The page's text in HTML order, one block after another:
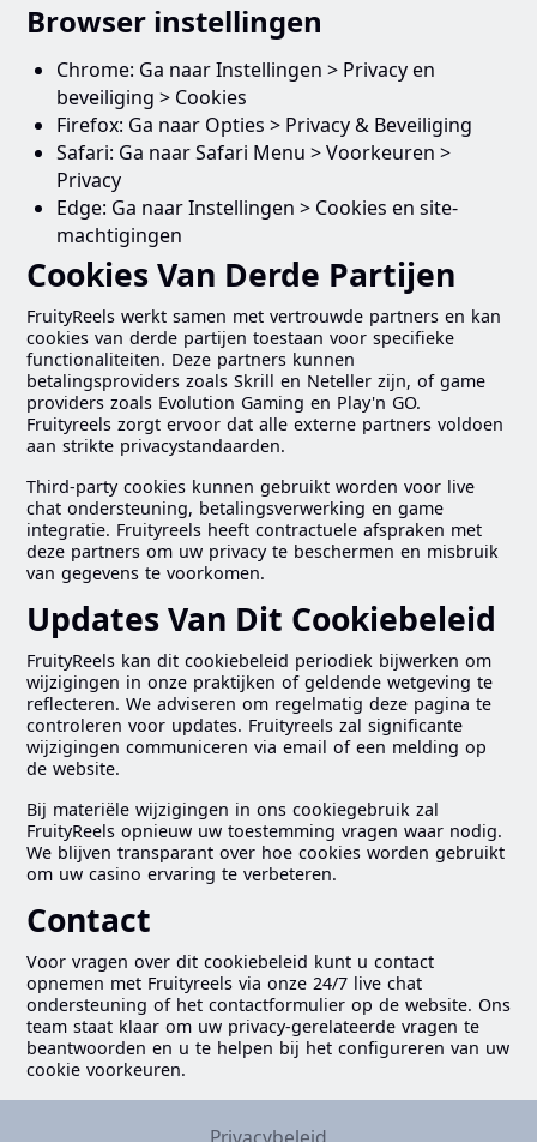
Browser instellingen
Chrome: Ga naar Instellingen > Privacy en
beveiliging > Cookies
Firefox: Ga naar Opties > Privacy & Beveiliging
Safari: Ga naar Safari Menu > Voorkeuren >
Privacy
Edge: Ga naar Instellingen > Cookies en site-
machtigingen
Cookies Van Derde Partijen
FruityReels werkt samen met vertrouwde partners en kan
cookies van derde partijen toestaan voor specifieke
functionaliteiten. Deze partners kunnen
betalingsproviders zoals Skrill en Neteller zijn, of game
providers zoals Evolution Gaming en Play'n GO.
Fruityreels zorgt ervoor dat alle externe partners voldoen
aan strikte privacystandaarden.
Third-party cookies kunnen gebruikt worden voor live
chat ondersteuning, betalingsverwerking en game
integratie. Fruityreels heeft contractuele afspraken met
deze partners om uw privacy te beschermen en misbruik
van gegevens te voorkomen.
Updates Van Dit Cookiebeleid
FruityReels kan dit cookiebeleid periodiek bijwerken om
wijzigingen in onze praktijken of geldende wetgeving te
reflecteren. We adviseren om regelmatig deze pagina te
controleren voor updates. Fruityreels zal significante
wijzigingen communiceren via email of een melding op
de website.
Bij materiële wijzigingen in ons cookiegebruik zal
FruityReels opnieuw uw toestemming vragen waar nodig.
We blijven transparant over hoe cookies worden gebruikt
om uw casino ervaring te verbeteren.
Contact
Voor vragen over dit cookiebeleid kunt u contact
opnemen met Fruityreels via onze 24/7 live chat
ondersteuning of het contactformulier op de website. Ons
team staat klaar om uw privacy-gerelateerde vragen te
beantwoorden en u te helpen bij het configureren van uw
cookie voorkeuren.
Privacybeleid